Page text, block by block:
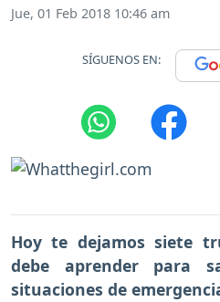
Jue, 01 Feb 2018 10:46 am
SÍGUENOS EN:
Hoy te dejamos siete
debe aprender para
situaciones de